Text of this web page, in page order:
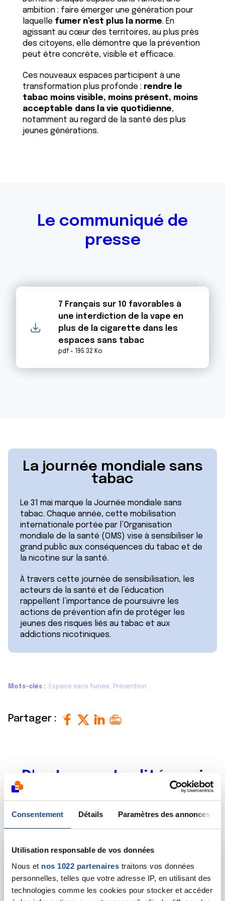
Consentement Détails Paramètres des annonces
Utilisation responsable de vos données
Nous et nos 1022 partenaires traitons vos données
personnelles, telles que votre adresse IP, en utilisant des
technologies comme les cookies pour stocker et accéder
ambition : faire émerger une génération pour
laquelle fumer n’est plus la norme. En
agissant au cœur des territoires, au plus près
des citoyens, elle démontre que la prévention
peut être concrète, visible et efficace.
Ces nouveaux espaces participent à une
transformation plus profonde : rendre le
tabac moins visible, moins présent, moins
acceptable dans la vie quotidienne,
notamment au regard de la santé des plus
jeunes générations.
Le communiqué de
presse
7 Français sur 10 favorables à
une interdiction de la vape en
plus de la cigarette dans les
espaces sans tabac
pdf - 195.32 Ko
La journée mondiale sans
tabac
Le 31 mai marque la Journée mondiale sans
tabac. Chaque année, cette mobilisation
internationale portée par l’Organisation
mondiale de la santé (OMS) vise à sensibiliser le
grand public aux conséquences du tabac et de
la nicotine sur la santé.
À travers cette journée de sensibilisation, les
acteurs de la santé et de l’éducation
rappellent l’importance de poursuivre les
actions de prévention afin de protéger les
jeunes des risques liés au tabac et aux
addictions nicotiniques.
Mots-clés Espace sans fumée Prévention
Partager :
D'autres actualités qui
pourraient vous
intéresser